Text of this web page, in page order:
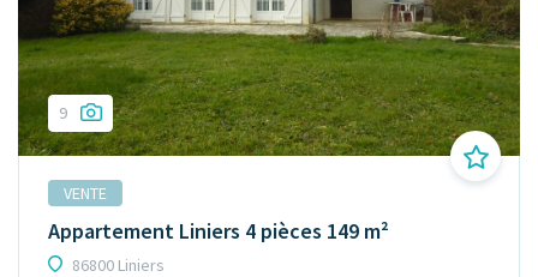
9
VENTE
Appartement Liniers 4 pièces 149 m²
86800 Liniers